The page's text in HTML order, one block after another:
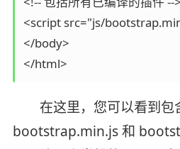
<script src="js/
</body>
</html>
在这里，您可以看到包
bootstrap.min.js 和